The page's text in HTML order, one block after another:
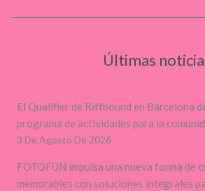
Últimas
El Qualifier de Riftbound en Barcelona
programa de actividades para la
3 De Agosto De 2026
FOTOFUN impulsa una nueva forma de
memorables con soluciones integrales